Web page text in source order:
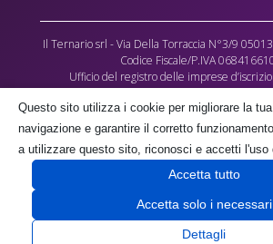
Il Ternario srl - Via Della Torraccia N°3/9
Codice Fiscale/P.IVA
Ufficio del registro delle imprese
Numero REA: 90173
Capitale sociale versato:
L’Associazione culturale Coscienze in Rete - cda
fornisce gratuitamente parte dei contenuti
contributo alla crescita delle coscienze umane, negli
Questo sito utilizza i cookie per migliorare la
navigazione e garantire il corretto
a utilizzare questo sito, riconosci e accetti l'uso
Accetta tutto
Accetta solo i necessari
Dettagli